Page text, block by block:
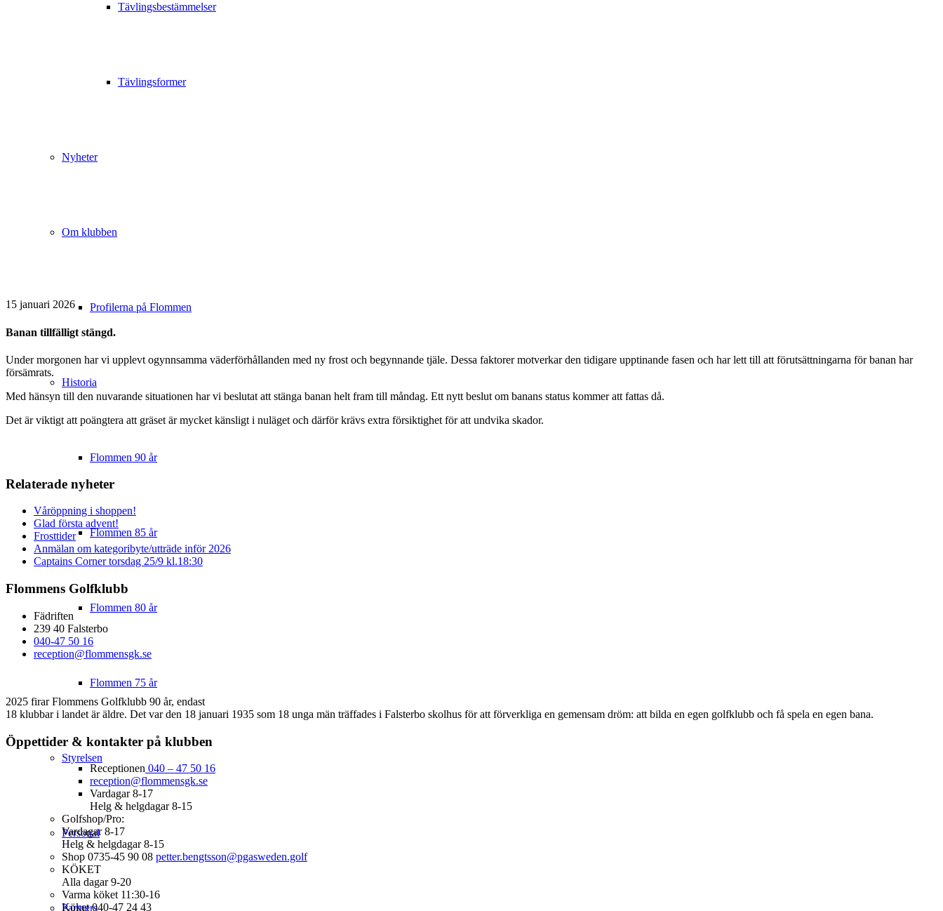
Tävlingsbestämmelser
Tävlingsformer
Nyheter
Om klubben
Profilerna på Flommen
Historia
Flommen 90 år
Flommen 85 år
Flommen 80 år
Flommen 75 år
Styrelsen
Personal
Partners
15 januari 2026
Banan tillfälligt stängd.
Under morgonen har vi upplevt ogynnsamma väderförhållanden med ny frost och begynnande tjäle. Dessa faktorer motverkar den tidigare upptinande fasen och har lett till att förutsättningarna för banan har
försämrats.
Med hänsyn till den nuvarande situationen har vi beslutat att stänga banan helt fram till måndag. Ett nytt beslut om banans status kommer att fattas då.
Det är viktigt att poängtera att gräset är mycket känsligt i nuläget och därför krävs extra försiktighet för att undvika skador.
Relaterade nyheter
Våröppning i shoppen!
Glad första advent!
Frosttider
Anmälan om kategoribyte/utträde inför 2026
Captains Corner torsdag 25/9 kl.18:30
Flommens Golfklubb
Fädriften
239 40 Falsterbo
040-47 50 16
reception@flommensgk.se
2025 firar Flommens Golfklubb 90 år, endast
18 klubbar i landet är äldre. Det var den 18 januari 1935 som 18 unga män träffades i Falsterbo skolhus för att förverkliga en gemensam dröm: att bilda en egen golfklubb och få spela en egen bana.
Öppettider & kontakter på klubben
Receptionen 040 – 47 50 16
reception@flommensgk.se
Vardagar 8-17
Helg & helgdagar 8-15
Golfshop/Pro:
Vardagar 8-17
Helg & helgdagar 8-15
Shop 0735-45 90 08 petter.bengtsson@pgasweden.golf
KÖKET
Alla dagar 9-20
Varma köket 11:30-16
Köket 040-47 24 43